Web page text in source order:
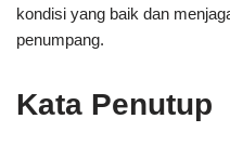
kondisi yang baik dan
penumpang.
Kata Penutup